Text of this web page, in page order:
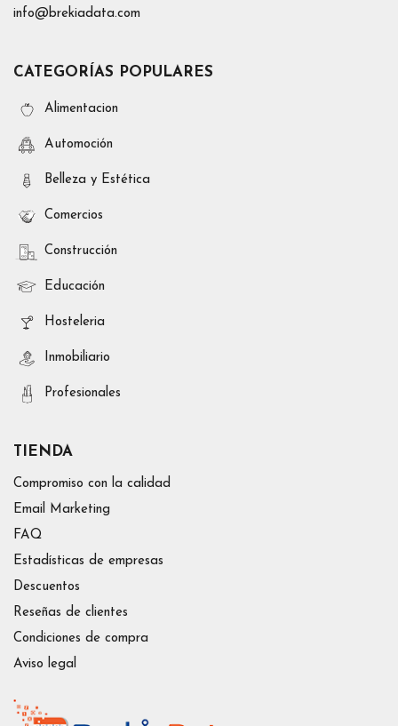
info@brekiadata.com
CATEGORÍAS POPULARES
Alimentacion
Automoción
Belleza y Estética
Comercios
Construcción
Educación
Hosteleria
Inmobiliario
Profesionales
TIENDA
Compromiso con la calidad
Email Marketing
FAQ
Estadísticas de empresas
Descuentos
Reseñas de clientes
Condiciones de compra
Aviso legal